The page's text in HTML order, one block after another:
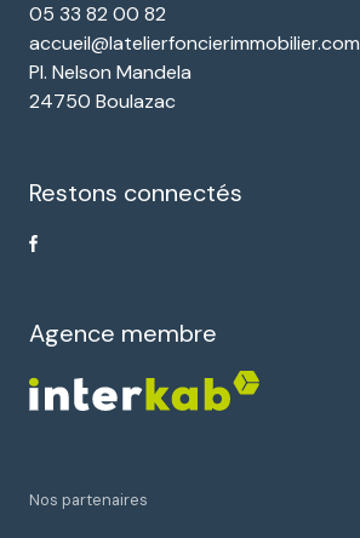
05 33 82 00 82
accueil@latelierfoncierimmobilier.com
Pl. Nelson Mandela
24750 Boulazac
Restons connectés
Agence membre
Nos partenaires